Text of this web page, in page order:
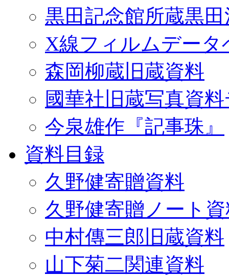
黒田記念館所蔵黒
X線フィルムデータ
森岡柳蔵旧蔵資料
國華社旧蔵写真資
今泉雄作『記事珠』
資料目録
久野健寄贈資料
久野健寄贈ノート
中村傳三郎旧蔵資料
山下菊二関連資料